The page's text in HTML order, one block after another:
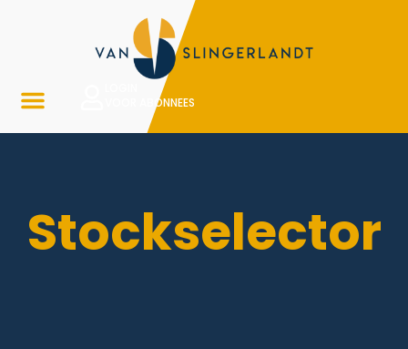
VOOR ABONNEES
Stockselector